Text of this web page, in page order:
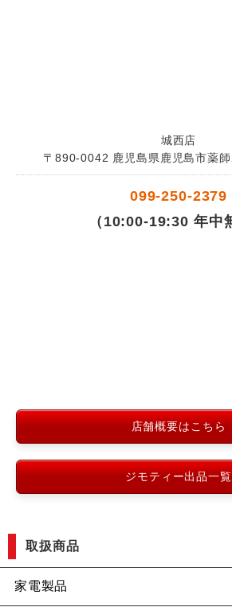
城西店
〒890-0042 鹿児島県鹿児島市薬
099-250-2379
（10:00-19:30 年中
店舗概要はこちら
ジモティー出品一覧
取扱商品
家電製品